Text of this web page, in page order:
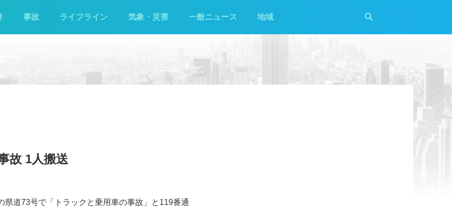
事故 ライフライン 気象・災害 一般ニュース 地域
故 1人搬送
道73号で「トラックと乗用車の事故」と119番通